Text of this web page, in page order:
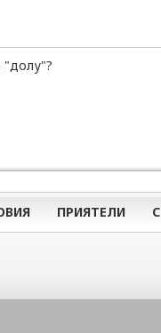
"долу"?
ПРИЯТЕЛИ